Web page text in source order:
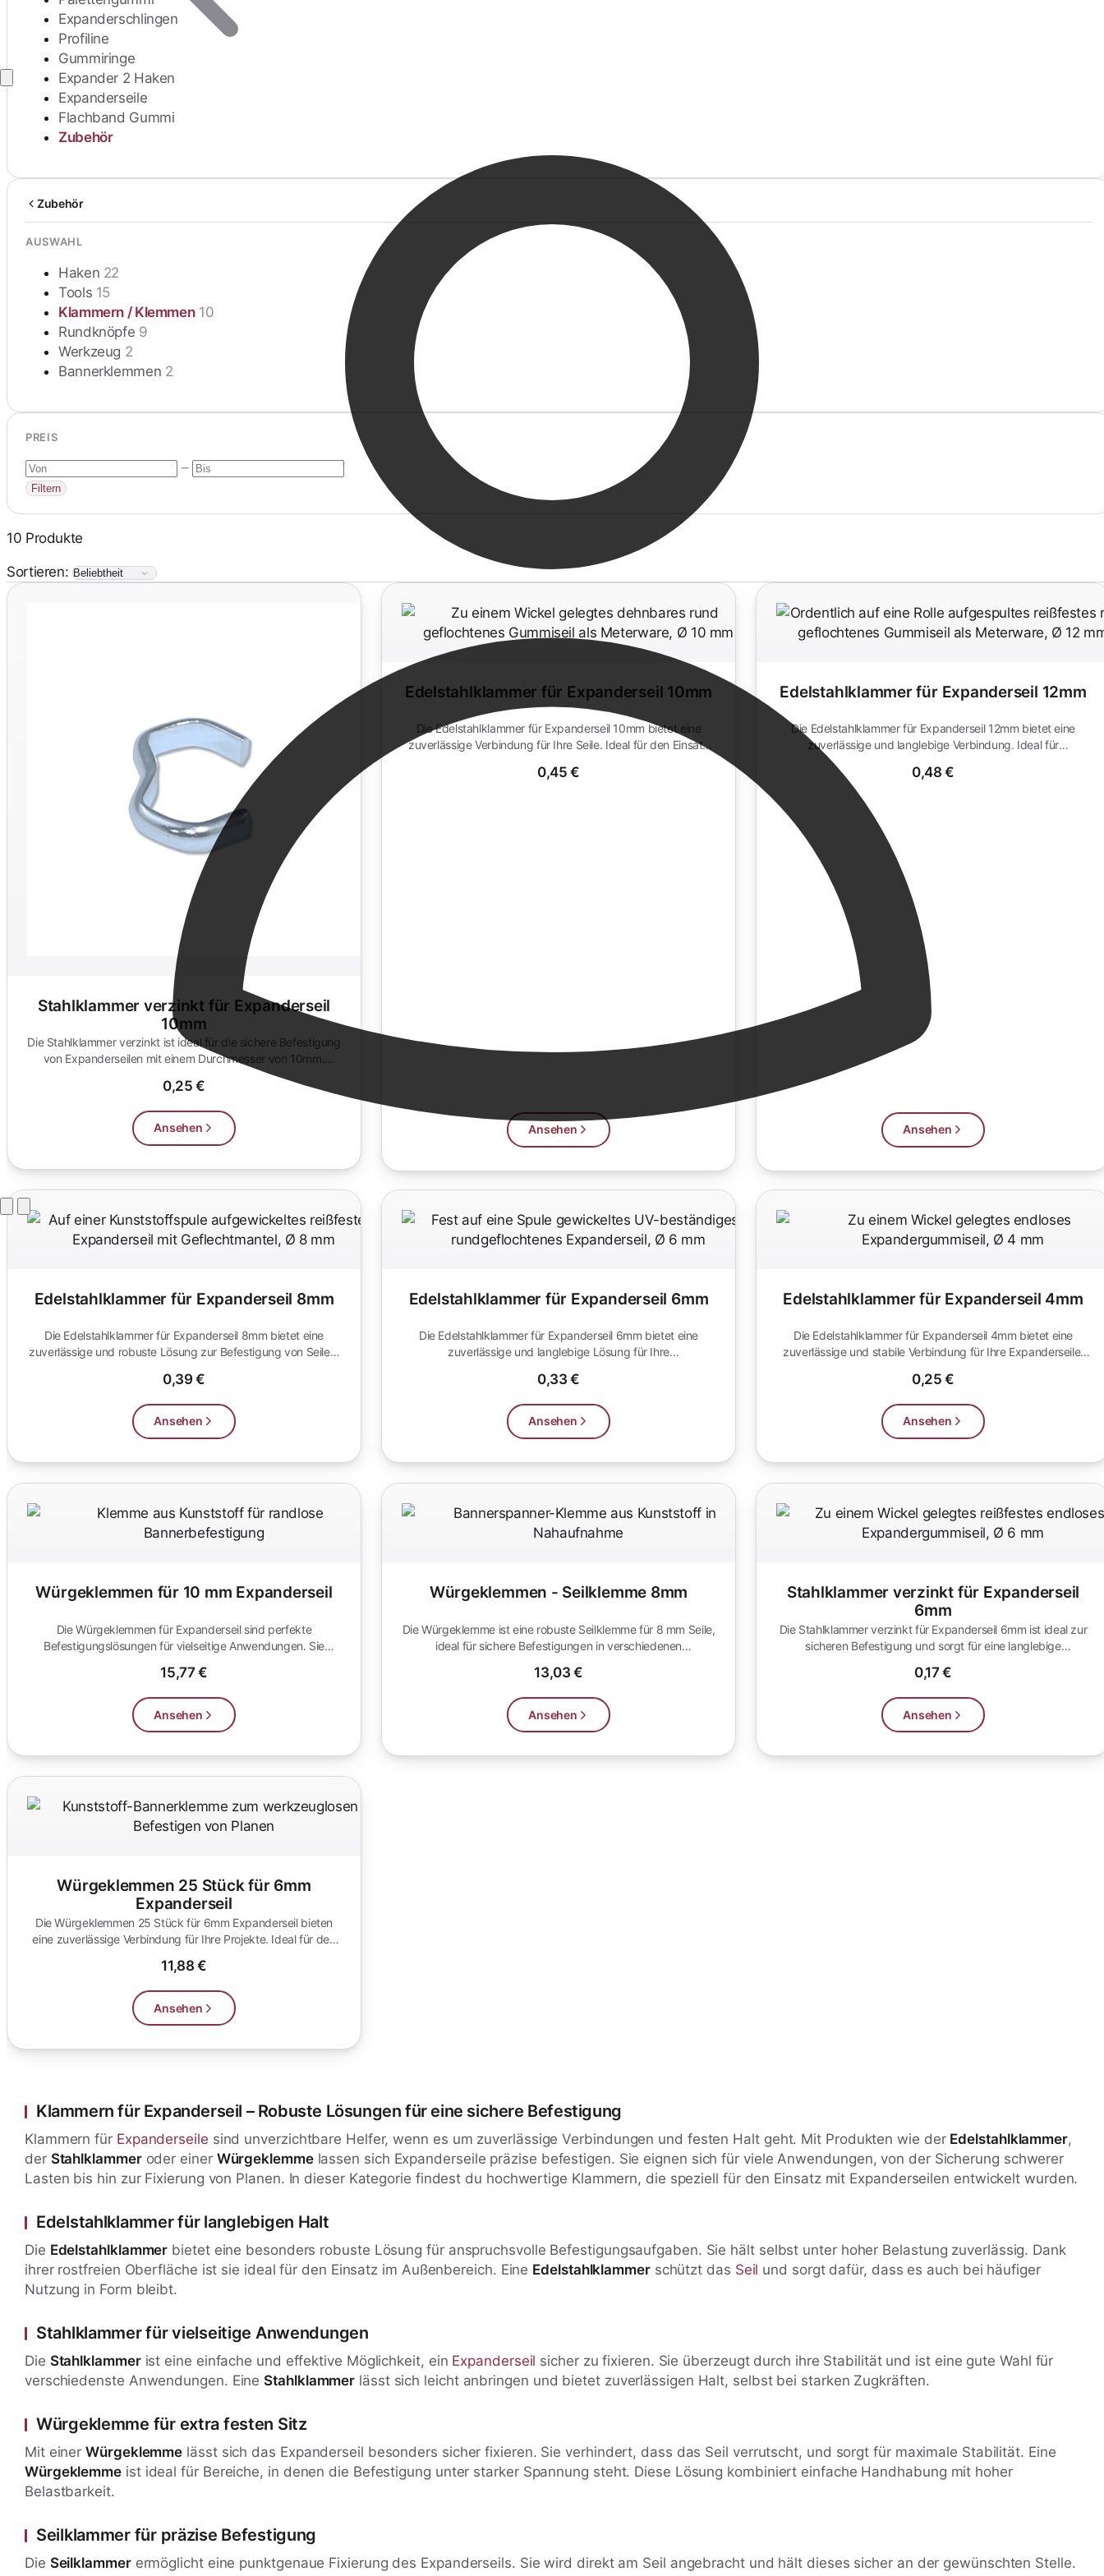
Anmelden
Expanderschlingen
Profiline
Gummiringe
Expander 2 Haken
Expanderseile
Flachband Gummi
Zubehör
Zubehör
AUSWAHL
Haken 22
Tools 15
Klammern / Klemmen 10
Rundknöpfe 9
Werkzeug 2
Bannerklemmen 2
PREIS
–
Filtern
10 Produkte
Sortieren:
Stahlklammer verzinkt für Expanderseil
10mm
Die Stahlklammer verzinkt ist ideal für die sichere Befestigung
von Expanderseilen mit einem Durchmesser von 10mm.
0,25 €
Ansehen
Edelstahlklammer für Expanderseil 10mm
Die Edelstahlklammer für Expanderseil 10mm bietet eine
zuverlässige Verbindung für Ihre Seile. Ideal für den Einsatz
0,45 €
Ansehen
Edelstahlklammer für Expanderseil 12mm
Die Edelstahlklammer für Expanderseil 12mm bietet eine
zuverlässige und langlebige Verbindung. Ideal für
0,48 €
Ansehen
Edelstahlklammer für Expanderseil 8mm
Die Edelstahlklammer für Expanderseil 8mm bietet eine
zuverlässige und robuste Lösung zur Befestigung von Seilen.
0,39 €
Ansehen
Edelstahlklammer für Expanderseil 6mm
Die Edelstahlklammer für Expanderseil 6mm bietet eine
zuverlässige und langlebige Lösung für Ihre
0,33 €
Ansehen
Edelstahlklammer für Expanderseil 4mm
Die Edelstahlklammer für Expanderseil 4mm bietet eine
zuverlässige und stabile Verbindung für Ihre Expanderseile.
0,25 €
Ansehen
Würgeklemmen für 10 mm Expanderseil
Die Würgeklemmen für Expanderseil sind perfekte
Befestigungslösungen für vielseitige Anwendungen. Sie
15,77 €
Ansehen
Würgeklemmen - Seilklemme 8mm
Die Würgeklemme ist eine robuste Seilklemme für 8 mm Seile,
ideal für sichere Befestigungen in verschiedenen
13,03 €
Ansehen
Stahlklammer verzinkt für Expanderseil
6mm
Die Stahlklammer verzinkt für Expanderseil 6mm ist ideal zur
sicheren Befestigung und sorgt für eine langlebige
0,17 €
Ansehen
Würgeklemmen 25 Stück für 6mm
Expanderseil
Die Würgeklemmen 25 Stück für 6mm Expanderseil bieten
eine zuverlässige Verbindung für Ihre Projekte. Ideal für den
11,88 €
Ansehen
Klammern für Expanderseil – Robuste Lösungen für eine sichere Befestigung
Klammern für Expanderseile sind unverzichtbare Helfer, wenn es um zuverlässige Verbindungen und festen Halt geht. Mit Produkten wie der Edelstahlklammer,
der Stahlklammeroder einer Würgeklemmelassen sich Expanderseile präzise befestigen. Sie eignen sich für viele Anwendungen, von der Sicherung schwerer
Lasten bis hin zur Fixierung von Planen. In dieser Kategorie findest du hochwertige Klammern, die speziell für den Einsatz mit Expanderseilen entwickelt wurden.
Edelstahlklammer für langlebigen Halt
Die Edelstahlklammer bietet eine besonders robuste Lösung für anspruchsvolle Befestigungsaufgaben. Sie hält selbst unter hoher Belastung zuverlässig. Dank
ihrer rostfreien Oberfläche ist sie ideal für den Einsatz im Außenbereich. Eine Edelstahlklammerschützt das Seil und sorgt dafür, dass es auch bei häufiger
Nutzung in Form bleibt.
Stahlklammer für vielseitige Anwendungen
Die Stahlklammerist eine einfache und effektive Möglichkeit, ein Expanderseil sicher zu fixieren. Sie überzeugt durch ihre Stabilität und ist eine gute Wahl für
verschiedenste Anwendungen. EineStahlklammer lässt sich leicht anbringen und bietet zuverlässigen Halt, selbst bei starken Zugkräften.
Würgeklemme für extra festen Sitz
Mit einerWürgeklemme lässt sich das Expanderseil besonders sicher fixieren. Sie verhindert, dass das Seil verrutscht, und sorgt für maximale Stabilität. Eine
Würgeklemme ist ideal für Bereiche, in denen die Befestigung unter starker Spannung steht. Diese Lösung kombiniert einfache Handhabung mit hoher
Belastbarkeit.
Seilklammer für präzise Befestigung
Die Seilklammerermöglicht eine punktgenaue Fixierung des Expanderseils. Sie wird direkt am Seil angebracht und hält dieses sicher an der gewünschten Stelle.